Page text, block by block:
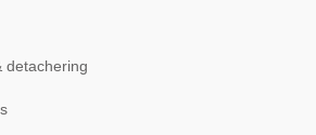
detachering